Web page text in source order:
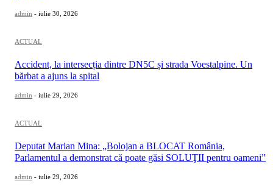
admin - iulie 30, 2026
ACTUAL
Accident, la intersecția dintre DN5C și strada Voestalpine. Un
bărbat a ajuns la spital
admin - iulie 29, 2026
ACTUAL
Deputat Marian Mina: „Bolojan a BLOCAT România,
Parlamentul a demonstrat că poate găsi SOLUŢII pentru oameni”
admin - iulie 29, 2026